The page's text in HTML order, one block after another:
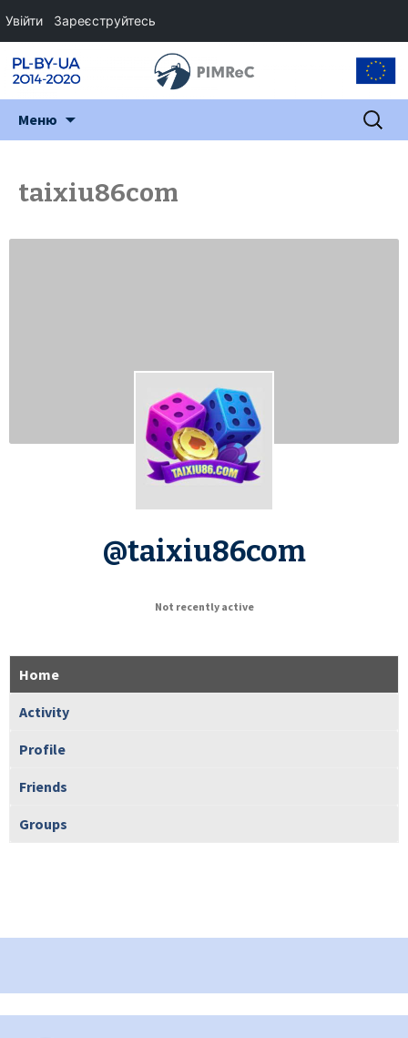
Меню Пошук:
taixiu86com
@taixiu86com
Not recently active
Home
Activity
Profile
Friends
Groups
Увійти Зареєструйтесь